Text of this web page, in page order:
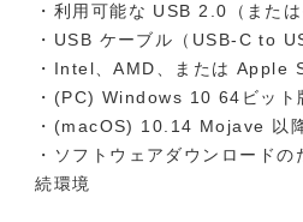
・利用可能な USB 2.0（また
・USB ケーブル（USB-C to
・Intel、AMD、または Apple
・(PC) Windows 10 64ビット
・(macOS) 10.14 Mojave 以
・ソフトウェアダウンロード
続環境